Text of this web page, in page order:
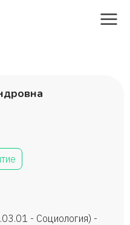
- Социология) -